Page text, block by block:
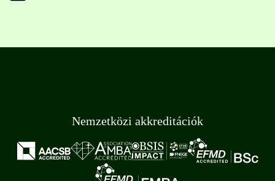
Nemzetközi akkreditációk